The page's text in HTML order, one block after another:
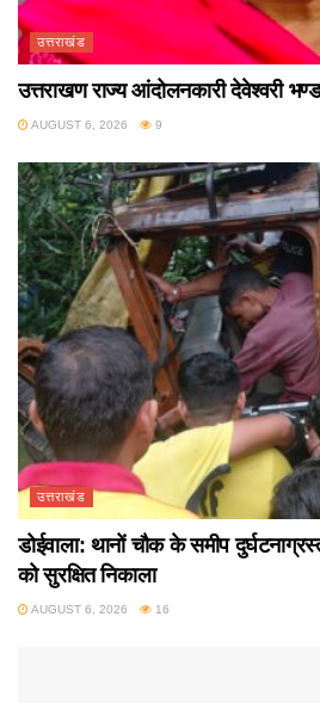
उत्तराखंड
उत्तराखण राज्य आंदोलनकारी देवेश्वरी
AUGUST 6, 2026 9
उत्तराखंड
डोईवाला: थानों चौक के समीप
को सुरक्षित निकाला
AUGUST 6, 2026 16